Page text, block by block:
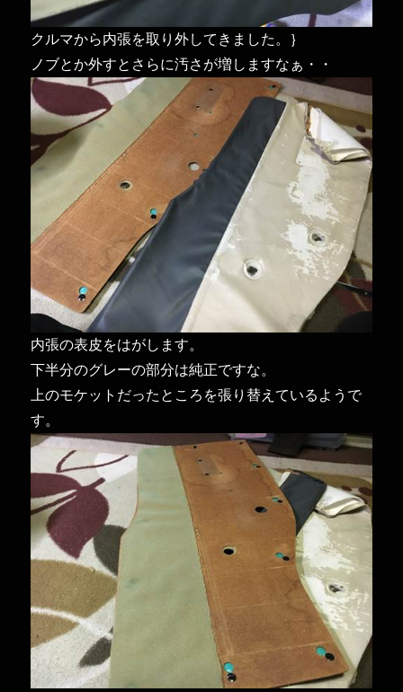
クルマから内張を取り外してきました。｝
ノブとか外すとさらに汚さが増しますなぁ・・
内張の表皮をはがします。
下半分のグレーの部分は純正ですな。
上のモケットだったところを張り替えているようで
す。